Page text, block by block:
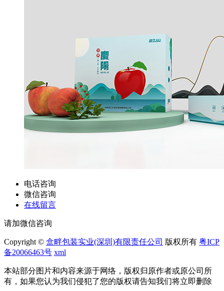
电话咨询
微信咨询
在线留言
请加微信咨询
Copyright © 盒畔包装实业(深圳)有限责任公司 版权所有 粤ICP
备20066463号 xml
本站部分图片和内容来源于网络，版权归原作者或原公司所
有，如果您认为我们侵犯了您的版权请告知我们将立即删除